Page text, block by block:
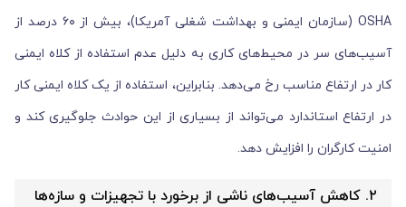
OSHA (سازمان ایمنی و بهداشت شغلی آمریکا)، بیش از ۶۰ درصد از
آسیب‌های سر در محیط‌های کاری به دلیل عدم استفاده از کلاه ایمنی
کار در ارتفاع مناسب رخ می‌دهد. بنابراین، استفاده از یک کلاه ایمنی کار
در ارتفاع استاندارد می‌تواند از بسیاری از این حوادث جلوگیری کند و
امنیت کارگران را افزایش دهد.
۲. کاهش آسیب‌های ناشی از برخورد با تجهیزات و سازه‌ها